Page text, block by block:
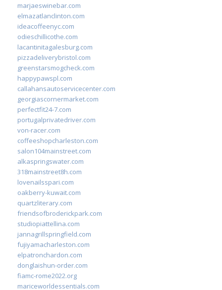
marjaeswinebar.com
elmazatlanclinton.com
ideacoffeenyc.com
odieschillicothe.com
lacantinitagalesburg.com
pizzadeliverybristol.com
greenstarsmogcheck.com
happypawspl.com
callahansautoservicecenter.com
georgiascornermarket.com
perfectfit24-7.com
portugalprivatedriver.com
von-racer.com
coffeeshopcharleston.com
salon104mainstreet.com
alkaspringswater.com
318mainstreet8h.com
lovenailsspari.com
oakberry-kuwait.com
quartzliterary.com
friendsofbroderickpark.com
studiopiattellina.com
jannagrillspringfield.com
fujiyamacharleston.com
elpatronchardon.com
donglaishun-order.com
fiamc-rome2022.org
mariceworldessentials.com